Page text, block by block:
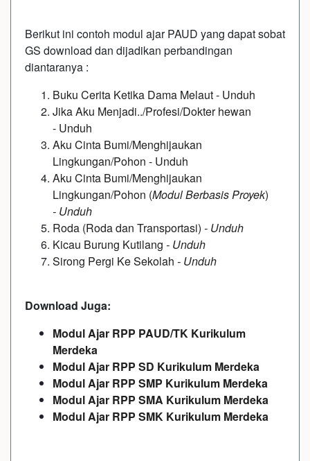
Berikut ini contoh modul ajar PAUD yang dapat sobat
GS download dan dijadikan perbandingan
diantaranya :
Buku Cerita Ketika Dama Melaut- Unduh
Jika Aku Menjadi../Profesi/Dokter hewan
- Unduh
Aku Cinta Bumi/Menghijaukan
Lingkungan/Pohon - Unduh
Aku Cinta Bumi/Menghijaukan
Lingkungan/Pohon (Modul Berbasis Proyek)
- Unduh
Roda (Roda dan Transportasi) - Unduh
Kicau Burung Kutilang - Unduh
Sirong Pergi Ke Sekolah - Unduh
Download Juga:
Modul Ajar RPP PAUD/TK Kurikulum
Merdeka
Modul Ajar RPP SD Kurikulum Merdeka
Modul Ajar RPP SMP Kurikulum Merdeka
Modul Ajar RPP SMA Kurikulum Merdeka
Modul Ajar RPP SMK Kurikulum Merdeka